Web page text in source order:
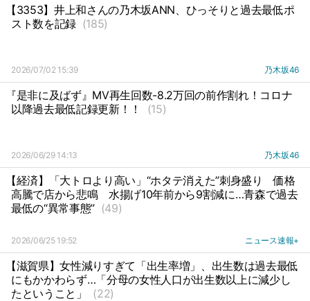
【3353】井上和さんの乃木坂ANN、ひっそりと過去最低ポ
スト数を記録 (185)
2026/07/02 15:39 乃木坂46
『是非に及ばず』MV再生回数-8.2万回の前作割れ！コロナ
以降過去最低記録更新！！
(15)
2026/06/29 14:13 乃木坂46
【経済】「大トロより高い」“ホタテ消えた”刺身盛り
価格
高騰で店から悲鳴
水揚げ10年前から9割減に…青森で過去
最低の“異常事態” (49)
2026/06/25 19:52 ニュース速報+
【滋賀県】女性減りすぎて「出生率増」、出生数は過去最低
にもかかわらず…「分母の女性人口が出生数以上に減少し
たということ」
(22)